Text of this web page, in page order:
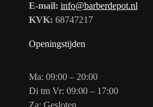
E-mail: info@barberdepot.nl
KVK: 68747217
Openingstijden
Ma: 09:00 – 20:00
Di tm Vr: 09:00 – 17:00